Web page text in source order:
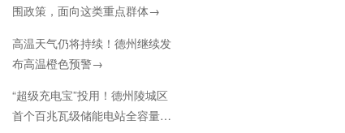
围政策，面向这类重点群体→
高温天气仍将持续！德州继续发
布高温橙色预警→
“超级充电宝”投用！德州陵城区
首个百兆瓦级储能电站全容量并